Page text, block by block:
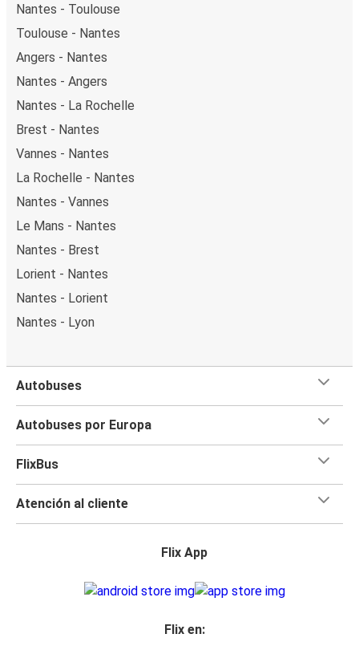
Nantes - Toulouse
Toulouse - Nantes
Angers - Nantes
Nantes - Angers
Nantes - La Rochelle
Brest - Nantes
Vannes - Nantes
La Rochelle - Nantes
Nantes - Vannes
Le Mans - Nantes
Nantes - Brest
Lorient - Nantes
Nantes - Lorient
Nantes - Lyon
Autobuses
Autobuses por Europa
FlixBus
Atención al cliente
Flix App
Flix en: